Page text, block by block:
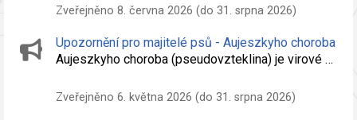
Zveřejněno 8. června 2026 (do 31. srpna 2026)
Upozornění pro majitelé psů - Aujeszkyho choroba
Aujeszkyho choroba (pseudovzteklina) je virové …
Zveřejněno 6. května 2026 (do 31. srpna 2026)